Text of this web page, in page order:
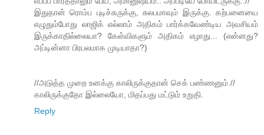
இதுதான் ரொம்ப புடிச்சுருக்கு, சுலபமாவும் இருக்கு. கற்பனையை
எழுதும்போது லாஜிக் எல்லாம் அதிகம் பார்க்கவேண்டிய அவசியம்
இருக்காதில்லையா? கேள்விகளும் அதிகம் எழாது... (என்னது?
அப்டின்னா பிரபலமாக முடியாதா?)
//அடுத்த முறை உனக்கு காலிருக்குதான் செக் பண்ணனும்.//
காலிருக்குதோ இல்லையோ, மிதப்பது மட்டும் உறுதி.
Reply